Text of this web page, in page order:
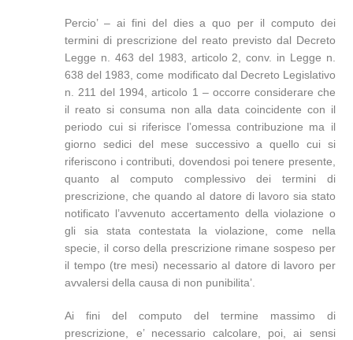
Percio’ – ai fini del dies a quo per il computo dei
termini di prescrizione del reato previsto dal Decreto
Legge n. 463 del 1983, articolo 2, conv. in Legge n.
638 del 1983, come modificato dal Decreto Legislativo
n. 211 del 1994, articolo 1 – occorre considerare che
il reato si consuma non alla data coincidente con il
periodo cui si riferisce l’omessa contribuzione ma il
giorno sedici del mese successivo a quello cui si
riferiscono i contributi, dovendosi poi tenere presente,
quanto al computo complessivo dei termini di
prescrizione, che quando al datore di lavoro sia stato
notificato l’avvenuto accertamento della violazione o
gli sia stata contestata la violazione, come nella
specie, il corso della prescrizione rimane sospeso per
il tempo (tre mesi) necessario al datore di lavoro per
avvalersi della causa di non punibilita’.
Ai fini del computo del termine massimo di
prescrizione, e’ necessario calcolare, poi, ai sensi